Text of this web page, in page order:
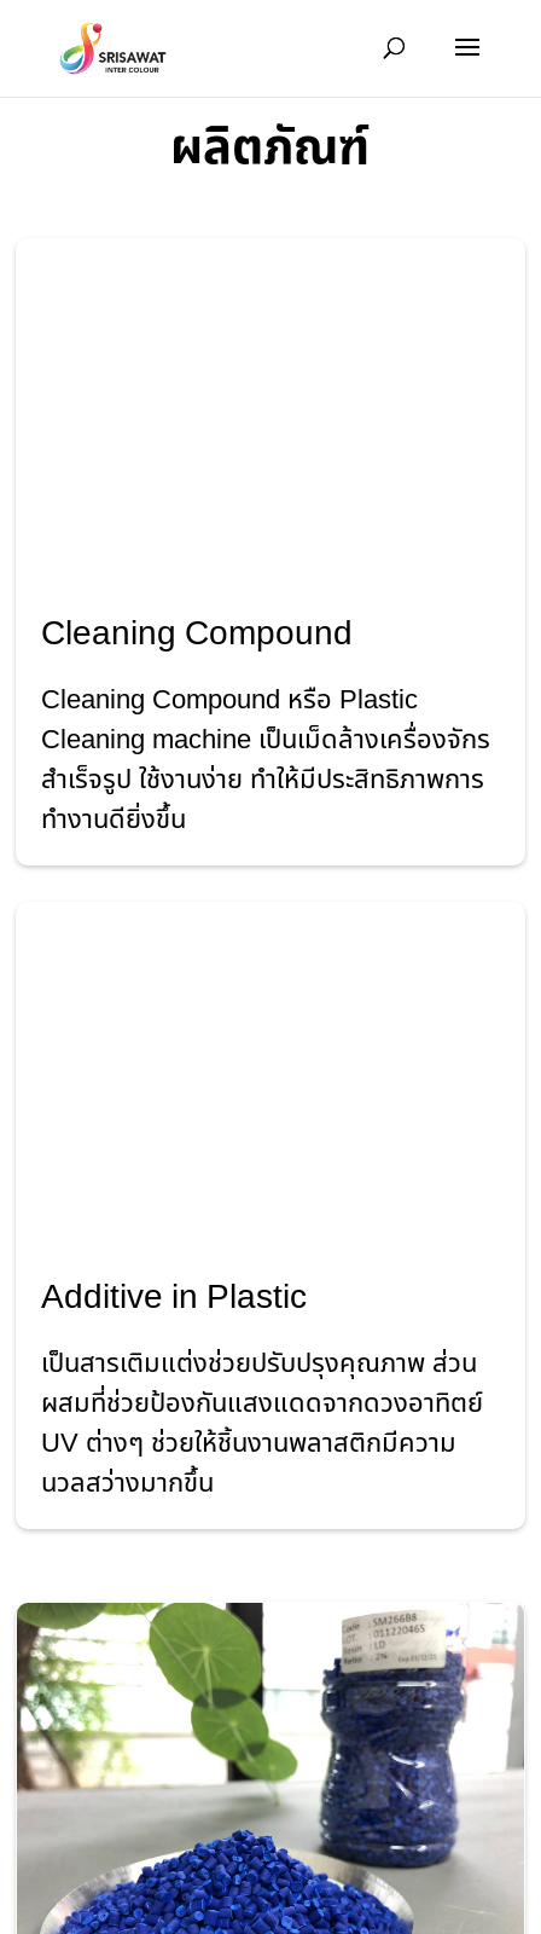
ผลิตภัณฑ์
Cleaning Compound
Cleaning Compound หรือ Plastic
Cleaning machine เป็นเม็ดล้างเครื่องจักร
สำเร็จรูป ใช้งานง่าย ทำให้มีประสิทธิภาพการ
ทำงานดียิ่งขึ้น
Additive in Plastic
เป็นสารเติมแต่งช่วยปรับปรุงคุณภาพ ส่วน
ผสมที่ช่วยป้องกันแสงแดดจากดวงอาทิตย์
UV ต่างๆ ช่วยให้ชิ้นงานพลาสติกมีความ
นวลสว่างมากขึ้น